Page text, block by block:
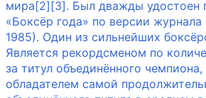
мира[2][3]. Был дважды удостоен
«Боксёр года» по версии журнала
1985). Один из сильнейших
Является рекордсменом по
за титул объединённого
обладателем самой